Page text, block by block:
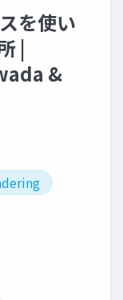
を使い
|
&